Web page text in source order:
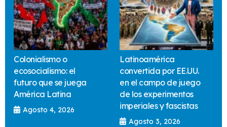
Colonialismo o
ecosocialismo: el
futuro que se juega
América Latina
Agosto 4, 2026
Latinoamérica
convertida por EE.UU.
en el campo de juego
de los experimentos
imperiales y fascistas
Agosto 3, 2026